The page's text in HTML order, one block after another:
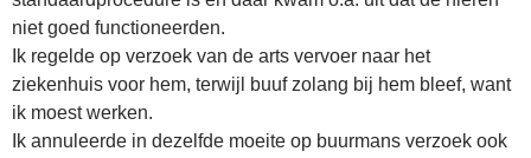
niet goed functioneerden.
Ik regelde op verzoek van de arts vervoer naar het
ziekenhuis voor hem, terwijl buuf zolang bij hem bleef, want
ik moest werken.
Ik annuleerde in dezelfde moeite op buurmans verzoek ook